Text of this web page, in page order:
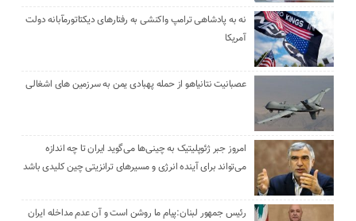
نه به پادشاهی ترامپ واکنشی به رفتارهای دیکتاتورمآبانه دولت
آمریکا
عصبانیت نتانیاهو از حمله پهبادی یمن به سرزمین های اشغالی
امروز جبر ژئوپلیتیک به چینی‌ها می‌گوید ایران تا چه اندازه
می‌تواند برای آینده انرژی و مسیرهای ترانزیتی چین کلیدی باشد
رئیس جمهور لبنان:پیام ما روشن است و آن عدم مداخله ایران